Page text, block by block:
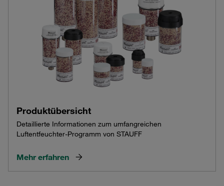
Produktübersicht
Detaillierte Informationen zum umfangreichen
Luftentfeuchter-Programm von STAUFF
Mehr erfahren